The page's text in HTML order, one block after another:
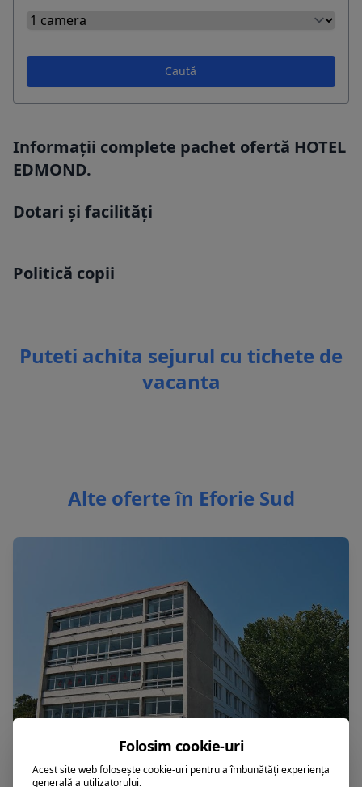
Caută
Informații complete pachet ofertă HOTEL
EDMOND.
Dotari și facilități
Politică copii
Puteti achita sejurul cu tichete de
vacanta
Alte oferte în Eforie Sud
Folosim cookie-uri
Acest site web folosește cookie-uri pentru a îmbunătăți experiența
generală a utilizatorului.